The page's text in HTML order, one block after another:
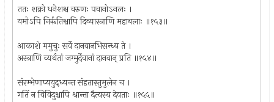
ततः शक्रो धनेशश्च वरुणः पवानोऽनलः ।
यमोऽपि निर्ऋतिश्चापि दिव्यास्त्राणि महाबलाः ॥१५३॥
आकाशे ममुचुः सर्वे दानवानभिसन्ध्य ते ।
अस्त्राणि व्यर्थतां जग्मुर्देवानां दानवान् प्रति ॥१५४॥
संरम्भेणाप्ययुद्ध्यन्त संहतास्तुमुलेन च ।
गतिं न विविदुश्चापि श्रान्ता दैत्यस्य देवताः ॥१५५॥